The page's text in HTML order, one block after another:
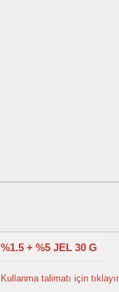
+ %5 JEL 30 G
Kullanma talimatı için